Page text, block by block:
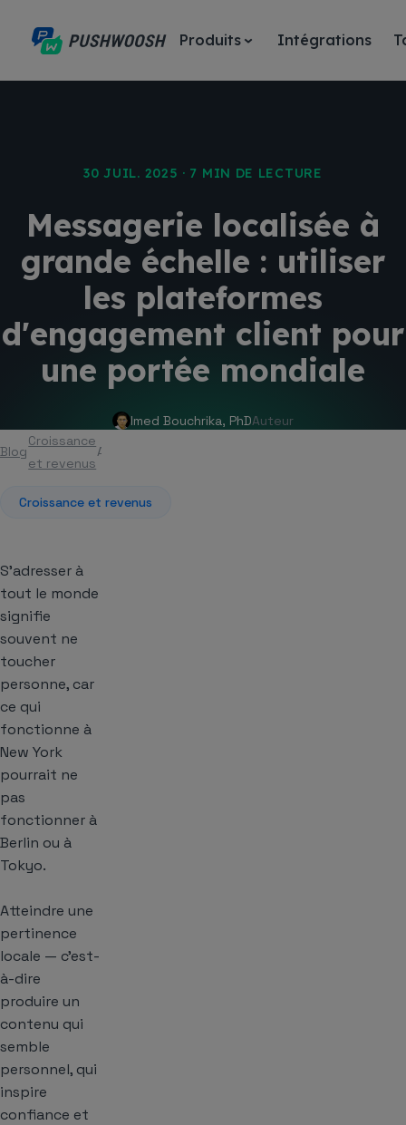
Produits Intégrations
30 JUIL. 2025 · 7 MIN DE LECTURE
Messagerie localisée à
grande échelle : utiliser
les plateformes
d'engagement client pour
une portée mondiale
Imed Bouchrika, PhDAuteur
Blog
Croissance
et revenus
Croissance et revenus
S’adresser à
tout le monde
signifie
souvent ne
toucher
personne, car
ce qui
fonctionne à
New York
pourrait ne
pas
fonctionner à
Berlin ou à
Tokyo.
Atteindre une
pertinence
locale — c’est-
à-dire
produire un
contenu qui
semble
personnel, qui
inspire
confiance et